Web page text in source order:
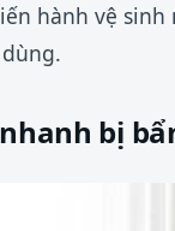
hành vệ
bị